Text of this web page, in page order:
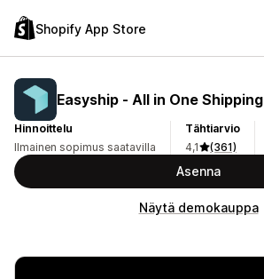
Shopify App Store
Easyship ‑ All in One Shipping
Hinnoittelu
Ilmainen sopimus saatavilla
Tähtiarvio
4,1
(361)
Asenna
Näytä demokauppa